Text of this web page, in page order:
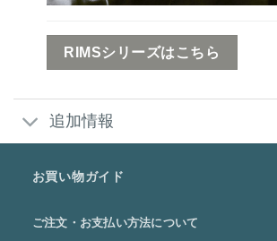
RIMSシリーズはこちら
追加情報
お買い物ガイド
ご注文・お支払い方法について